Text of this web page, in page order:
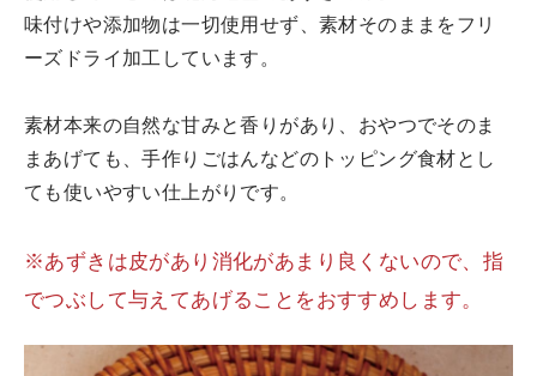
味付けや添加物は一切使用せず、素材そのままをフリ
ーズドライ加工しています。
素材本来の自然な甘みと香りがあり、おやつでそのま
まあげても、手作りごはんなどのトッピング食材とし
ても使いやすい仕上がりです。
※あずきは皮があり消化があまり良くないので、指
でつぶして与えてあげることをおすすめします。